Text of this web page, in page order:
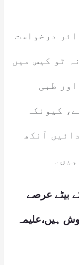
درخواست
ٹو کیس میں
طبی
کیونکہ
آنکھ
بیٹے عرصے
ہیں،علیمہ